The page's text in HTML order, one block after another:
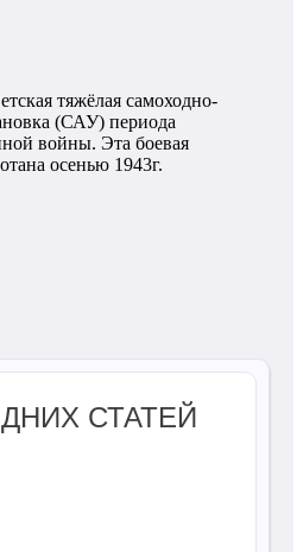
тяжёлая самоходно-
(САУ) периода
войны. Эта боевая
осенью 1943г.
СТАТЕЙ